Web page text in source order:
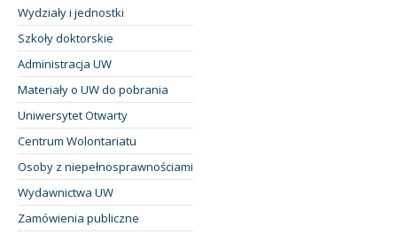
Wydziały i jednostki
Szkoły doktorskie
Administracja UW
Materiały o UW do pobrania
Uniwersytet Otwarty
Centrum Wolontariatu
Osoby z niepełnosprawnościami
Wydawnictwa UW
Zamówienia publiczne